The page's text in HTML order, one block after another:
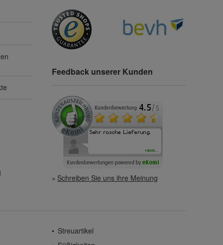
Feedback unserer Kunden
Schreiben Sie uns ihre Meinung
Streuartikel